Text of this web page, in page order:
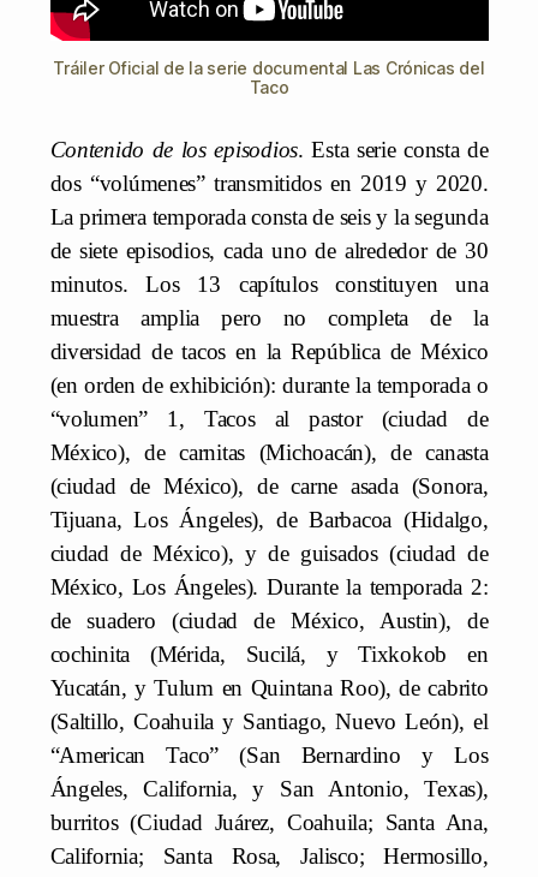
Tráiler Oficial de la serie documental Las Crónicas del
Taco
Contenido de los episodios. Esta serie consta de
dos “volúmenes” transmitidos en 2019 y 2020.
La primera temporada consta de seis y la segunda
de siete episodios, cada uno de alrededor de 30
minutos. Los 13 capítulos constituyen una
muestra amplia pero no completa de la
diversidad de tacos en la República de México
(en orden de exhibición): durante la temporada o
“volumen” 1, Tacos al pastor (ciudad de
México), de carnitas (Michoacán), de canasta
(ciudad de México), de carne asada (Sonora,
Tijuana, Los Ángeles), de Barbacoa (Hidalgo,
ciudad de México), y de guisados (ciudad de
México, Los Ángeles). Durante la temporada 2:
de suadero (ciudad de México, Austin), de
cochinita (Mérida, Sucilá, y Tixkokob en
Yucatán, y Tulum en Quintana Roo), de cabrito
(Saltillo, Coahuila y Santiago, Nuevo León), el
“American Taco” (San Bernardino y Los
Ángeles, California, y San Antonio, Texas),
burritos (Ciudad Juárez, Coahuila; Santa Ana,
California; Santa Rosa, Jalisco; Hermosillo,